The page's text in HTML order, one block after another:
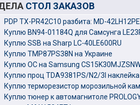
СТОЛ ЗАКАЗОВ
PDP TX-PR42C10 разбита: MD-
Куплю BN94-01184Q для Самсунга
Куплю SSB на Sharp LC-40LE600RU
Куплю TMP87PS38N на Украине
Куплю ОС на Samsung
Куплю проц TDA9381PS/N2/3I
Куплю терморезистор морозильной
Куплю тюнер к автомагнитоле